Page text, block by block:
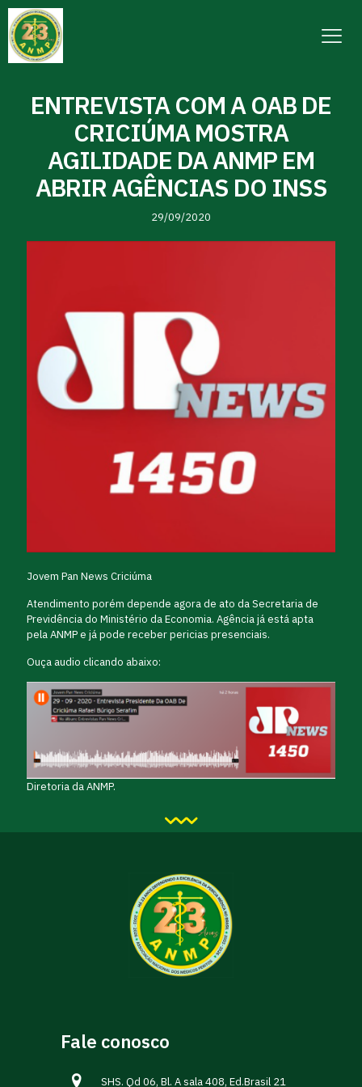
ENTREVISTA COM A OAB DE
CRICIÚMA MOSTRA
AGILIDADE DA ANMP EM
ABRIR AGÊNCIAS DO INSS
29/09/2020
Jovem Pan News Criciúma
Atendimento porém depende agora de ato da Secretaria de
Previdência do Ministério da Economia. Agência já está apta
pela ANMP e já pode receber pericias presenciais.
Ouça audio clicando abaixo:
Diretoria da ANMP.
Fale conosco
SHS. Qd 06, Bl. A sala 408, Ed.Brasil 21